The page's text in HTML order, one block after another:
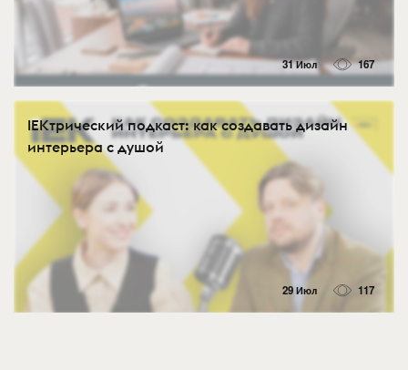
31 Июл 167
IEKтрический подкаст: как создавать дизайн
интерьера с душой
29 Июл 117